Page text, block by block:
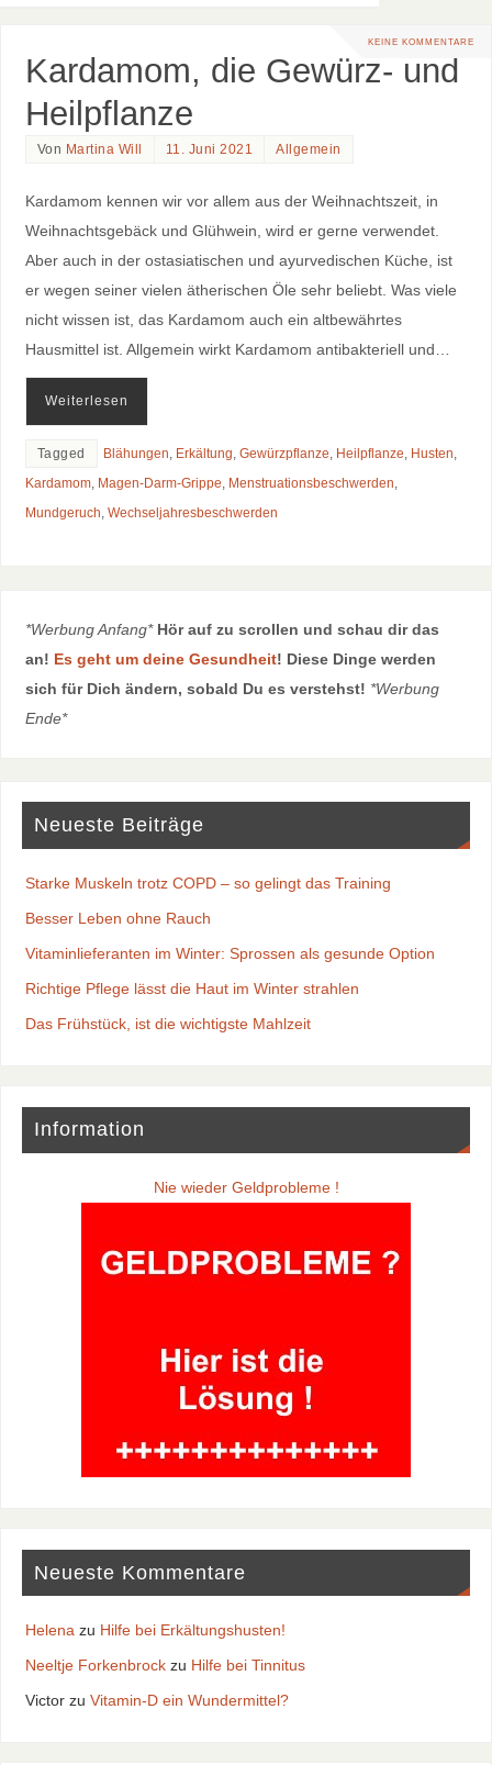
KEINE KOMMENTARE
Kardamom, die Gewürz- und
Heilpflanze
Von Martina Will 11. Juni 2021 Allgemein
Kardamom kennen wir vor allem aus der Weihnachtszeit, in
Weihnachtsgebäck und Glühwein, wird er gerne verwendet.
Aber auch in der ostasiatischen und ayurvedischen Küche, ist
er wegen seiner vielen ätherischen Öle sehr beliebt. Was viele
nicht wissen ist, das Kardamom auch ein altbewährtes
Hausmittel ist. Allgemein wirkt Kardamom antibakteriell und…
Weiterlesen
Tagged Blähungen, Erkältung, Gewürzpflanze, Heilpflanze, Husten,
Kardamom, Magen-Darm-Grippe, Menstruationsbeschwerden,
Mundgeruch, Wechseljahresbeschwerden
*Werbung Anfang* Hör auf zu scrollen und schau dir das
an! Es geht um deine Gesundheit! Diese Dinge werden
sich für Dich ändern, sobald Du es verstehst! *Werbung
Ende*
Neueste Beiträge
Starke Muskeln trotz COPD – so gelingt das Training
Besser Leben ohne Rauch
Vitaminlieferanten im Winter: Sprossen als gesunde Option
Richtige Pflege lässt die Haut im Winter strahlen
Das Frühstück, ist die wichtigste Mahlzeit
Information
Nie wieder Geldprobleme !
Neueste Kommentare
Helenazu Hilfe bei Erkältungshusten!
Neeltje Forkenbrockzu Hilfe bei Tinnitus
Victorzu Vitamin-D ein Wundermittel?